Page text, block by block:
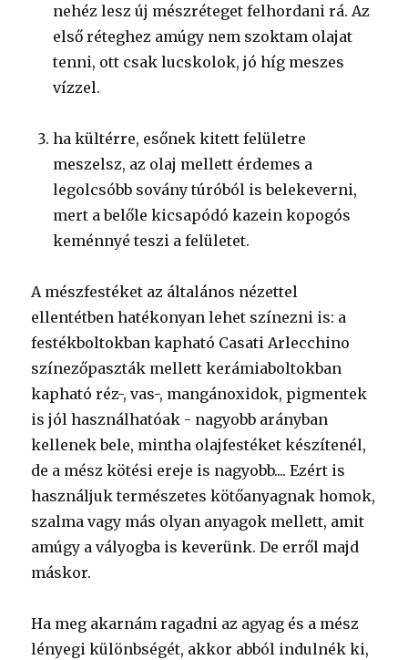
nehéz lesz új mészréteget felhordani rá. Az
első réteghez amúgy nem szoktam olajat
tenni, ott csak lucskolok, jó híg meszes
vízzel.
ha kültérre, esőnek kitett felületre
meszelsz, az olaj mellett érdemes a
legolcsóbb sovány túróból is belekeverni,
mert a belőle kicsapódó kazein kopogós
keménnyé teszi a felületet.
A mészfestéket az általános nézettel
ellentétben hatékonyan lehet színezni is: a
festékboltokban kapható Casati Arlecchino
színezőpaszták mellett kerámiaboltokban
kapható réz-, vas-, mangánoxidok, pigmentek
is jól használhatóak - nagyobb arányban
kellenek bele, mintha olajfestéket készítenél,
de a mész kötési ereje is nagyobb.... Ezért is
használjuk természetes kötőanyagnak homok,
szalma vagy más olyan anyagok mellett, amit
amúgy a vályogba is keverünk. De erről majd
máskor.
Ha meg akarnám ragadni az agyag és a mész
lényegi különbségét, akkor abból indulnék ki,